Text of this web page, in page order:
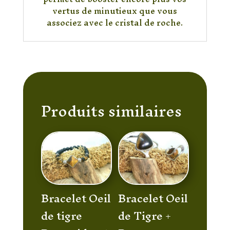
vertus de minutieux que vous
associez avec le cristal de roche.
Produits similaires
Bracelet Oeil
de tigre
Bracelet Oeil
de Tigre +